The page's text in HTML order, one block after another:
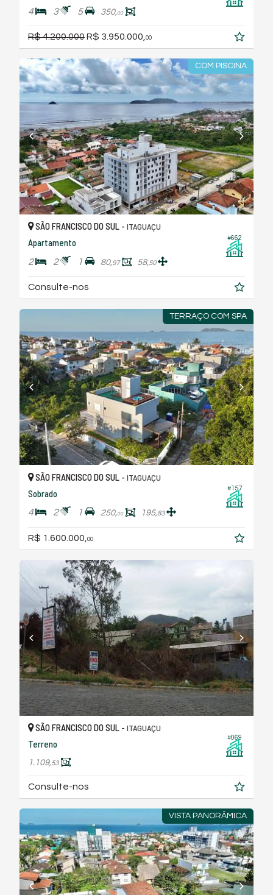
4 3 5 350,00
R$ 4.200.000R$ 3.950.000, 00
COM PISCINA
#662
SÃO FRANCISCO DO SUL - ITAGUAÇU
Apartamento
2 2 1 80,97 58,50
Consulte-nos
TERRAÇO COM SPA
#157
SÃO FRANCISCO DO SUL - ITAGUAÇU
Sobrado
4 2 1 250,00 195,83
R$ 1.600.000, 00
#069
SÃO FRANCISCO DO SUL - ITAGUAÇU
Terreno
1.109,53
Consulte-nos
VISTA PANORÂMICA